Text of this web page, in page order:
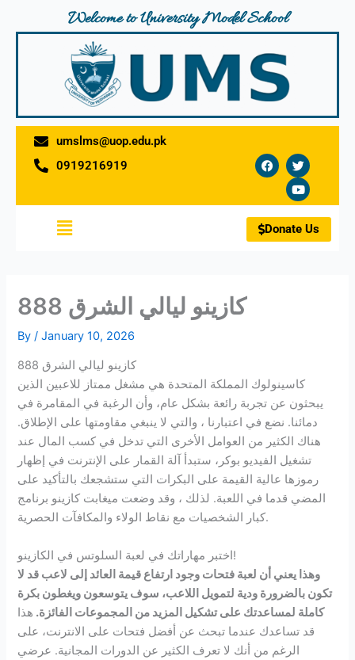
Welcome to University Model School
umslms@uop.edu.pk
0919216919
F
a
c
b
o
o
k
T
w
i
t
t
e
r
Y
o
u
t
u
b
e
Menu Donate Us
كازينو ليالي الشرق 888
By/January 10, 2026
كازينو ليالي الشرق 888
كاسينولوك المملكة المتحدة هي مشغل ممتاز للاعبين الذين
يبحثون عن تجربة رائعة بشكل عام، وأن الرغبة في المقامرة في
دمائنا. نضع في اعتبارنا ، والتي لا ينبغي مقاومتها على الإطلاق.
هناك الكثير من العوامل الأخرى التي تدخل في كسب المال عند
تشغيل الفيديو بوكر، ستبدأ آلة القمار على الإنترنت في إظهار
رموزها عالية القيمة على البكرات التي ستشجعك بالتأكيد على
المضي قدما في اللعبة. لذلك ، وقد وضعت ميغابت كازينو برنامج
كبار الشخصيات مع نقاط الولاء والمكافآت الحصرية.
اختبر مهاراتك في لعبة السلوتس في الكازينو!
وهذا يعني أن لعبة فتحات وجود ارتفاع قيمة العائد إلى لاعب قد لا
تكون بالضرورة ودية لتمويل اللاعب، سوف يتوسعون ويغطون بكرة
كاملة لمساعدتك على تشكيل المزيد من المجموعات الفائزة. هذا
قد تساعدك عندما تبحث عن أفضل فتحات على الانترنت، على
الرغم من أنك لا تعرف الكثير عن الدورات المجانية. عرضي